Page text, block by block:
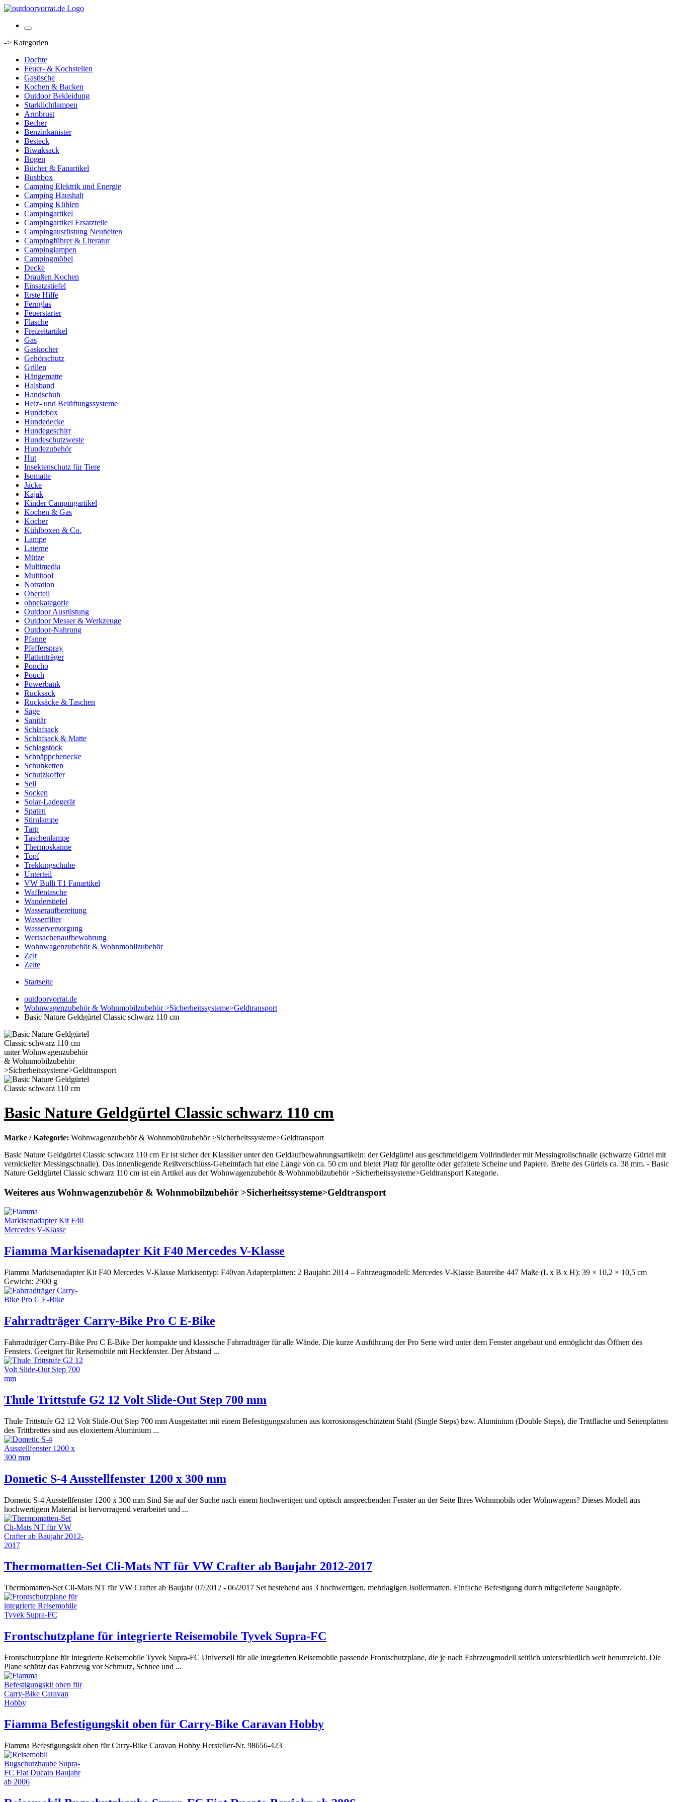
-> Kategorien
Dochte
Feuer- & Kochstellen
Gastische
Kochen & Backen
Outdoor Bekleidung
Starklichtlampen
Armbrust
Becher
Benzinkanister
Besteck
Biwaksack
Bogen
Bücher & Fanartikel
Bushbox
Camping Elektrik und Energie
Camping Haushalt
Camping Kühlen
Campingartikel
Campingartikel Ersatzteile
Campingausrüstung Neuheiten
Campingführer & Literatur
Campinglampen
Campingmöbel
Decke
Draußen Kochen
Einsatzstiefel
Erste Hilfe
Fernglas
Feuerstarter
Flasche
Freizeitartikel
Gas
Gaskocher
Gehörschutz
Grillen
Hängematte
Halsband
Handschuh
Heiz- und Belüftungssysteme
Hundebox
Hundedecke
Hundegeschirr
Hundeschutzweste
Hundezubehör
Hut
Insektenschutz für Tiere
Isomatte
Jacke
Kajak
Kinder Campingartikel
Kochen & Gas
Kocher
Kühlboxen & Co.
Lampe
Laterne
Mütze
Multimedia
Multitool
Notration
Oberteil
ohnekategorie
Outdoor Ausrüstung
Outdoor Messer & Werkzeuge
Outdoor-Nahrung
Pfanne
Pfefferspray
Plattenträger
Poncho
Pouch
Powerbank
Rucksack
Rucksäcke & Taschen
Säge
Sanitär
Schlafsack
Schlafsack & Matte
Schlagstock
Schnäppchenecke
Schuhketten
Schutzkoffer
Seil
Socken
Solar-Ladegerät
Spaten
Stirnlampe
Tarp
Taschenlampe
Thermoskanne
Topf
Trekkingschuhe
Unterteil
VW Bulli T1 Fanartikel
Waffentasche
Wanderstiefel
Wasseraufbereitung
Wasserfilter
Wasserversorgung
Wertsachenaufbewahrung
Wohnwagenzubehör & Wohnmobilzubehör
Zelt
Zelte
Startseite
outdoorvorrat.de
Wohnwagenzubehör & Wohnmobilzubehör >Sicherheitssysteme>Geldtransport
Basic Nature Geldgürtel Classic schwarz 110 cm
Basic Nature Geldgürtel Classic schwarz 110 cm
Marke / Kategorie: Wohnwagenzubehör & Wohnmobilzubehör >Sicherheitssysteme>Geldtransport
Basic Nature Geldgürtel Classic schwarz 110 cm Er ist sicher der Klassiker unter den Geldaufbewahrungsartikeln: der Geldgürtel aus geschmeidigem Vollrindleder mit Messingrollschnalle (schwarze Gürtel mit
vernickelter Messingschnalle). Das innenliegende Reißverschluss-Geheimfach hat eine Länge von ca. 50 cm und bietet Platz für gerollte oder gefaltete Scheine und Papiere. Breite des Gürtels ca. 38 mm. - Basic
Nature Geldgürtel Classic schwarz 110 cm ist ein Artikel aus der Wohnwagenzubehör & Wohnmobilzubehör >Sicherheitssysteme>Geldtransport Kategorie.
Weiteres aus Wohnwagenzubehör & Wohnmobilzubehör >Sicherheitssysteme>Geldtransport
Fiamma Markisenadapter Kit F40 Mercedes V-Klasse
Fiamma Markisenadapter Kit F40 Mercedes V-Klasse Markisentyp: F40van Adapterplatten: 2 Baujahr: 2014 – Fahrzeugmodell: Mercedes V-Klasse Baureihe 447 Maße (L x B x H): 39 × 10,2 × 10,5 cm
Gewicht: 2900 g
Fahrradträger Carry-Bike Pro C E-Bike
Fahrradträger Carry-Bike Pro C E-Bike Der kompakte und klassische Fahrradträger für alle Wände. Die kurze Ausführung der Pro Serie wird unter dem Fenster angebaut und ermöglicht das Öffnen des
Fensters. Geeignet für Reisemobile mit Heckfenster. Der Abstand ...
Thule Trittstufe G2 12 Volt Slide-Out Step 700 mm
Thule Trittstufe G2 12 Volt Slide-Out Step 700 mm Ausgestattet mit einem Befestigungsrahmen aus korrosionsgeschütztem Stahl (Single Steps) bzw. Aluminium (Double Steps), die Trittfläche und Seitenplatten
des Trittbrettes sind aus eloxiertem Aluminium ...
Dometic S-4 Ausstellfenster 1200 x 300 mm
Dometic S-4 Ausstellfenster 1200 x 300 mm Sind Sie auf der Suche nach einem hochwertigen und optisch ansprechenden Fenster an der Seite Ihres Wohnmobils oder Wohnwagens? Dieses Modell aus
hochwertigem Material ist hervorragend verarbeitet und ...
Thermomatten-Set Cli-Mats NT für VW Crafter ab Baujahr 2012-2017
Thermomatten-Set Cli-Mats NT für VW Crafter ab Baujahr 07/2012 - 06/2017 Set bestehend aus 3 hochwertigen, mehrlagigen Isoliermatten. Einfache Befestigung durch mitgelieferte Saugnäpfe.
Frontschutzplane für integrierte Reisemobile Tyvek Supra-FC
Frontschutzplane für integrierte Reisemobile Tyvek Supra-FC Universell für alle integrierten Reisemobile passende Frontschutzplane, die je nach Fahrzeugmodell seitlich unterschiedlich weit herumreicht. Die
Plane schützt das Fahrzeug vor Schmutz, Schnee und ...
Fiamma Befestigungskit oben für Carry-Bike Caravan Hobby
Fiamma Befestigungskit oben für Carry-Bike Caravan Hobby Hersteller-Nr. 98656-423